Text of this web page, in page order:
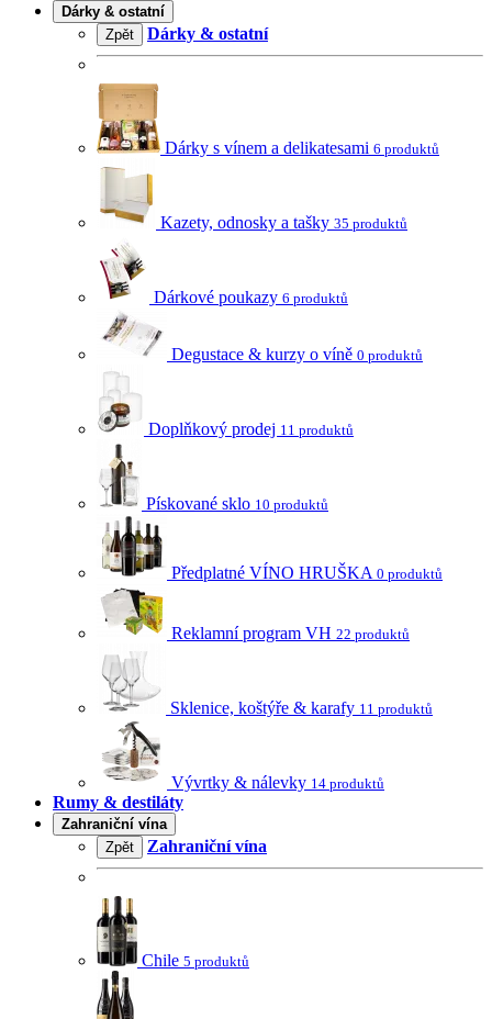
Dárky & ostatní
Zpět
Dárky & ostatní
Dárky s vínem a delikatesami 6 produktů
Kazety, odnosky a tašky 35 produktů
Dárkové poukazy 6 produktů
Degustace & kurzy o víně 0 produktů
Doplňkový prodej 11 produktů
Pískované sklo 10 produktů
Předplatné VÍNO HRUŠKA 0 produktů
Reklamní program VH 22 produktů
Sklenice, koštýře & karafy 11 produktů
Vývrtky & nálevky 14 produktů
Rumy & destiláty
Zahraniční vína
Zpět
Zahraniční vína
Chile 5 produktů